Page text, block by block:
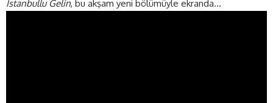
İstanbullu Gelin, bu akşam yeni bölümüyle ekranda…